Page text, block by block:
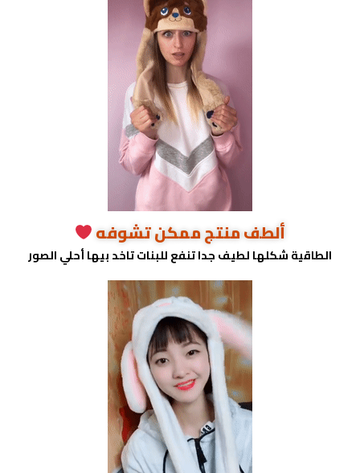
ألطف منتج ممكن تشوفه
الطاقية شكلها لطيف جدا تنفع للبنات تاخد بيها أحلي الصور